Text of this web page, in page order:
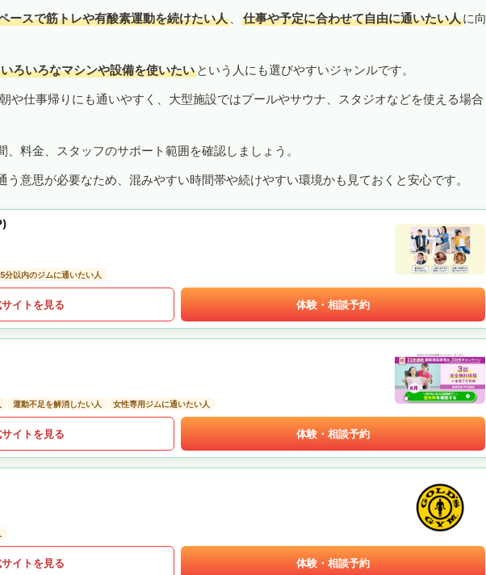
ースで筋トレや有酸素運動を続けたい人 、 仕事や予定に合わせて自由に通いたい人に向
いろいろなマシンや設備を使いたい という人にも選びやすいジャンルです。
や仕事帰りにも通いやすく、大型施設ではプールやサウナ、スタジオなどを使える場合
料金、スタッフのサポート範囲を確認しましょう。
う意思が必要なため、混みやすい時間帯や続けやすい環境かも見ておくと安心です。
分以内のジムに通いたい人
イトを見る 体験・相談予約
運動不足を解消したい人 女性専用ジムに通いたい人
イトを見る 体験・相談予約
イトを見る 体験・相談予約